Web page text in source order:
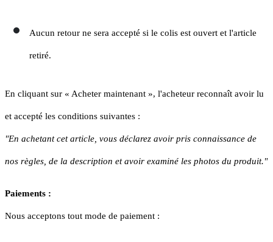
Aucun retour ne sera accepté si le colis est ouvert et l'article
retiré.
En cliquant sur « Acheter maintenant », l'acheteur reconnaît avoir lu
et accepté les conditions suivantes :
"En achetant cet article, vous déclarez avoir pris connaissance de
nos règles, de la description et avoir examiné les photos du produit."
Paiements :
Nous acceptons tout mode de paiement :